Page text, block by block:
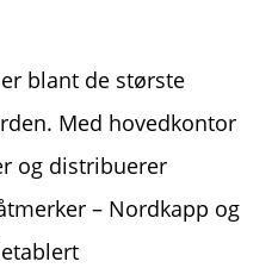
er blant de største
Med hovedkontor
og distribuerer
– Nordkapp og